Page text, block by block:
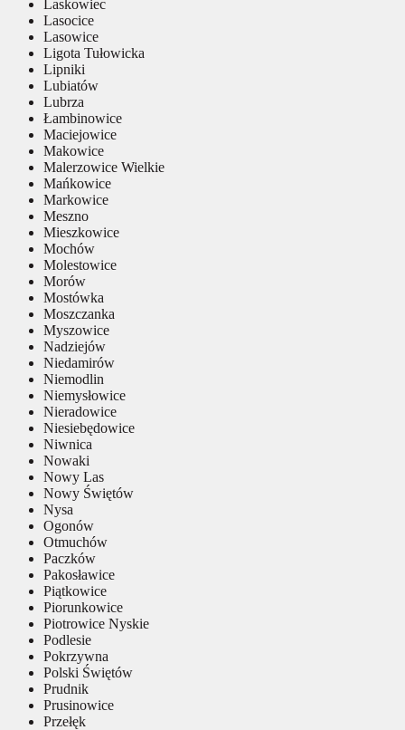
Laskowiec
Lasocice
Lasowice
Ligota Tułowicka
Lipniki
Lubiatów
Lubrza
Łambinowice
Maciejowice
Makowice
Malerzowice Wielkie
Mańkowice
Markowice
Meszno
Mieszkowice
Mochów
Molestowice
Morów
Mostówka
Moszczanka
Myszowice
Nadziejów
Niedamirów
Niemodlin
Niemysłowice
Nieradowice
Niesiebędowice
Niwnica
Nowaki
Nowy Las
Nowy Świętów
Nysa
Ogonów
Otmuchów
Paczków
Pakosławice
Piątkowice
Piorunkowice
Piotrowice Nyskie
Podlesie
Pokrzywna
Polski Świętów
Prudnik
Prusinowice
Przełęk